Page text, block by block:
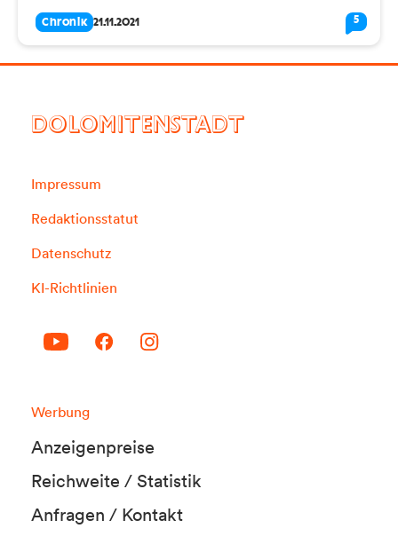
Chronik 21.11.2021 5
DOLOMITENSTADT
Impressum
Redaktionsstatut
Datenschutz
KI-Richtlinien
Werbung
Anzeigenpreise
Reichweite / Statistik
Anfragen / Kontakt